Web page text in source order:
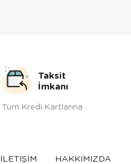
Taksit
İmkanı
Tüm Kredi Kartlarına
İLETİŞİM HAKKIMIZDA